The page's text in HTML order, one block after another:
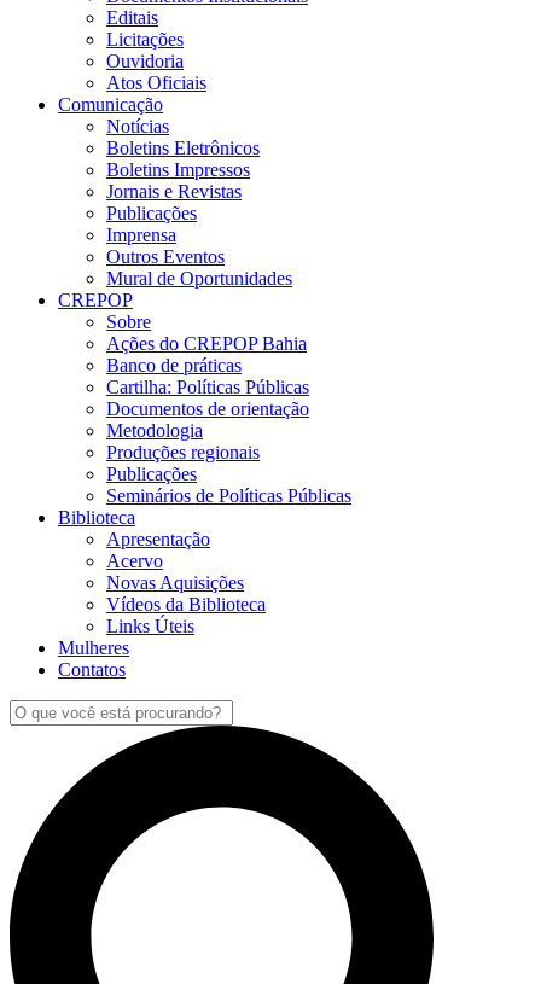
Editais
Licitações
Ouvidoria
Atos Oficiais
Comunicação
Notícias
Boletins Eletrônicos
Boletins Impressos
Jornais e Revistas
Publicações
Imprensa
Outros Eventos
Mural de Oportunidades
CREPOP
Sobre
Ações do CREPOP Bahia
Banco de práticas
Cartilha: Políticas Públicas
Documentos de orientação
Metodologia
Produções regionais
Publicações
Seminários de Políticas Públicas
Biblioteca
Apresentação
Acervo
Novas Aquisições
Vídeos da Biblioteca
Links Úteis
Mulheres
Contatos